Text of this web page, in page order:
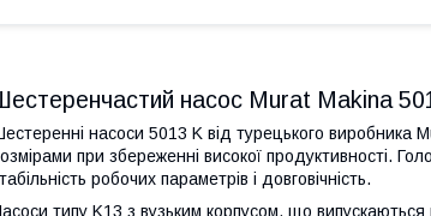
насос Murat Makina
насоси 5013 K від турецького виробника
при збереженні високої продуктивності.
робочих параметрів і довговічність.
типу K13 з вузьким корпусом, що